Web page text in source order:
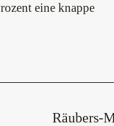
eine knappe
Räubers-